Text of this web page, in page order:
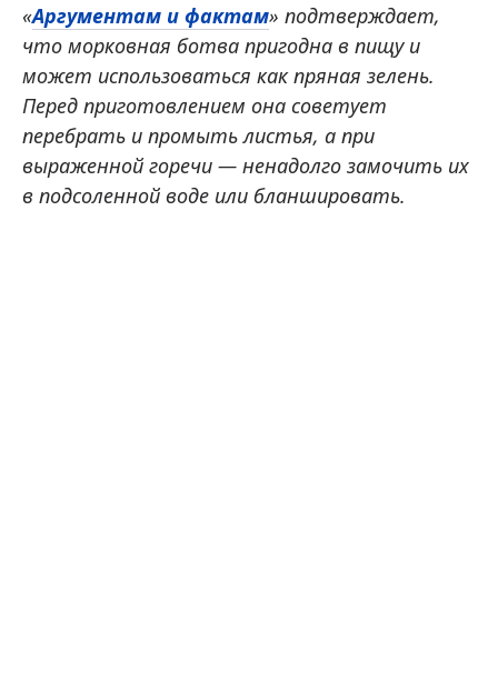
«Аргументам и фактам» подтверждает,
что морковная ботва пригодна в пищу и
может использоваться как пряная зелень.
Перед приготовлением она советует
перебрать и промыть листья, а при
выраженной горечи — ненадолго замочить их
в подсоленной воде или бланшировать.